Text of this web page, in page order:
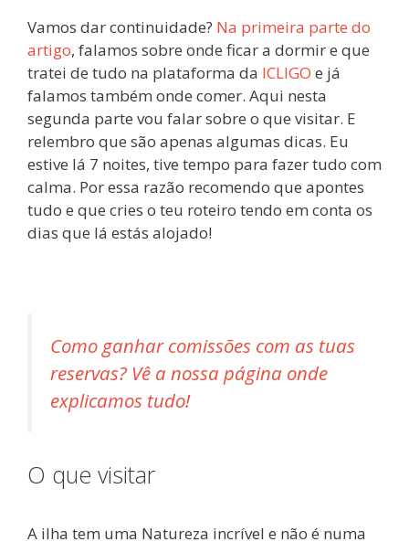
Vamos dar continuidade? Na primeira parte do
artigo, falamos sobre onde ficar a dormir e que
tratei de tudo na plataforma da ICLIGO e já
falamos também onde comer. Aqui nesta
segunda parte vou falar sobre o que visitar. E
relembro que são apenas algumas dicas. Eu
estive lá 7 noites, tive tempo para fazer tudo com
calma. Por essa razão recomendo que apontes
tudo e que cries o teu roteiro tendo em conta os
dias que lá estás alojado!
Como ganhar comissões com as tuas
reservas? Vê a nossa página onde
explicamos tudo!
O que visitar
A ilha tem uma Natureza incrível e não é numa